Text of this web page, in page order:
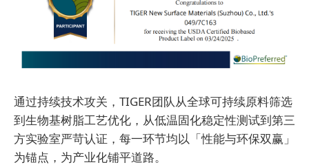
通过持续技术攻关，TIGER团队从全球可持续原料筛选
到生物基树脂工艺优化，从低温固化稳定性测试到第三
方实验室严苛认证，每一环节均以「性能与环保双赢」
为锚点，为产业化铺平道路。